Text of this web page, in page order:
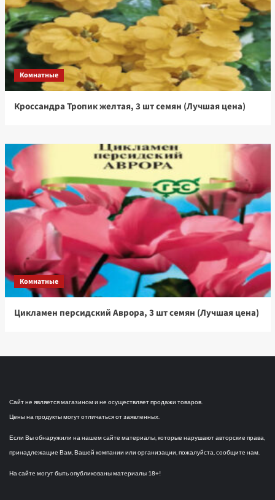
Комнатные
Кроссандра Тропик желтая, 3 шт семян (Лучшая цена)
Комнатные
Цикламен персидский Аврора, 3 шт семян (Лучшая цена)
Сайт не является магазином и не осуществляет продажи товаров.
Цены на продукты могут отличаться от заявленных.
Если Вы обнаружили на нашем сайте материалы, которые нарушают авторские права,
принадлежащие Вам, Вашей компании или организации, пожалуйста, сообщите нам.
На сайте могут быть опубликованы материалы 18+!